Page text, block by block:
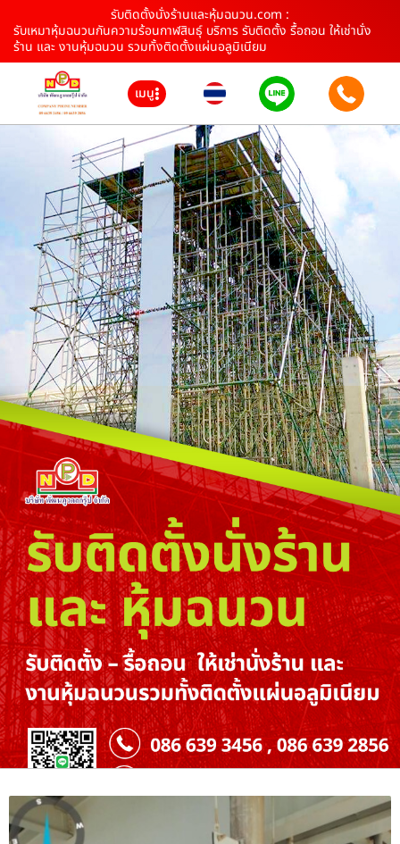
รับติดตั้งนั่งร้านและหุ้มฉนวน.com :
รับเหมาหุ้มฉนวนกันความร้อนกาฬสินธุ์ บริการ รับติดตั้ง รื้อถอน ให้เช่านั่ง
ร้าน และ งานหุ้มฉนวน รวมทั้งติดตั้งแผ่นอลูมิเนียม
เมนู